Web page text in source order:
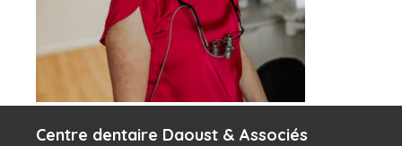
Centre dentaire Daoust & Associés